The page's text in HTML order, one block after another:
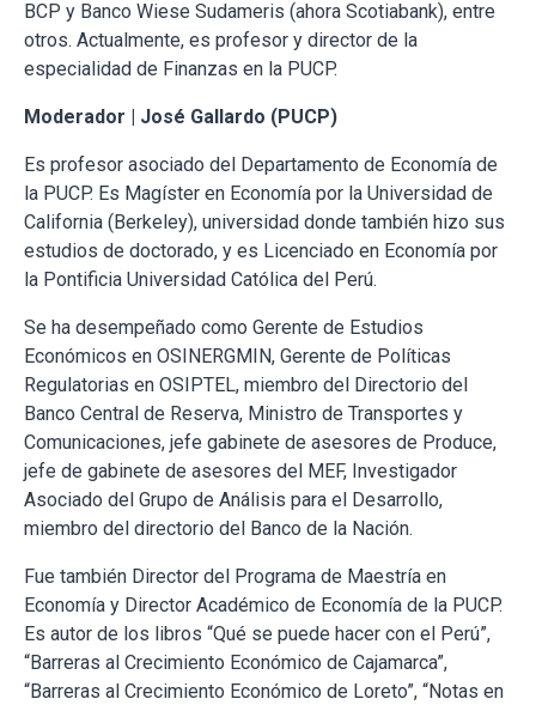
BCP y Banco Wiese Sudameris (ahora Scotiabank), entre
otros. Actualmente, es profesor y director de la
especialidad de Finanzas en la PUCP.
Moderador | José Gallardo (PUCP)
Es profesor asociado del Departamento de Economía de
la PUCP. Es Magíster en Economía por la Universidad de
California (Berkeley), universidad donde también hizo sus
estudios de doctorado, y es Licenciado en Economía por
la Pontificia Universidad Católica del Perú.
Se ha desempeñado como Gerente de Estudios
Económicos en OSINERGMIN, Gerente de Políticas
Regulatorias en OSIPTEL, miembro del Directorio del
Banco Central de Reserva, Ministro de Transportes y
Comunicaciones, jefe gabinete de asesores de Produce,
jefe de gabinete de asesores del MEF, Investigador
Asociado del Grupo de Análisis para el Desarrollo,
miembro del directorio del Banco de la Nación.
Fue también Director del Programa de Maestría en
Economía y Director Académico de Economía de la PUCP.
Es autor de los libros “Qué se puede hacer con el Perú”,
“Barreras al Crecimiento Económico de Cajamarca”,
“Barreras al Crecimiento Económico de Loreto”, “Notas en